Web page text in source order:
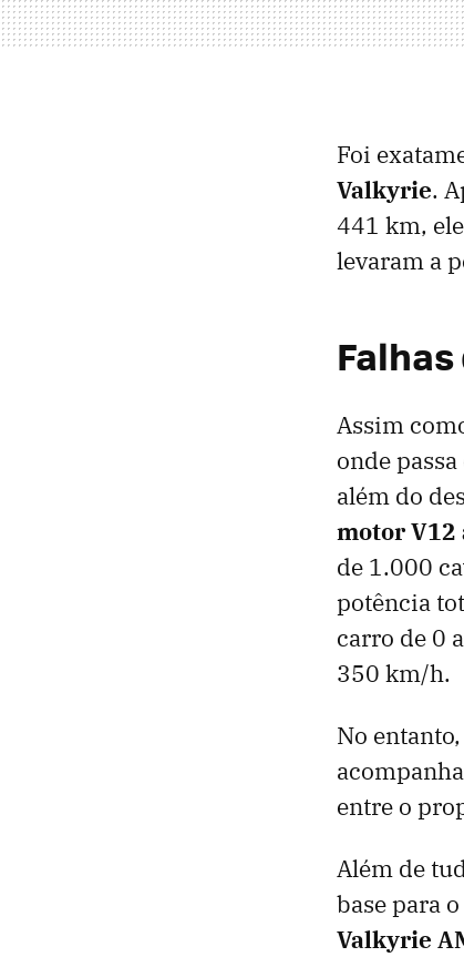
Foi
Valkyrie.
441 km,
levaram a
Assim
onde
além do
motor V12
de 1.000
potência
carro de 0
350 km/h.
No
entre o
Além de
base para
Valkyrie